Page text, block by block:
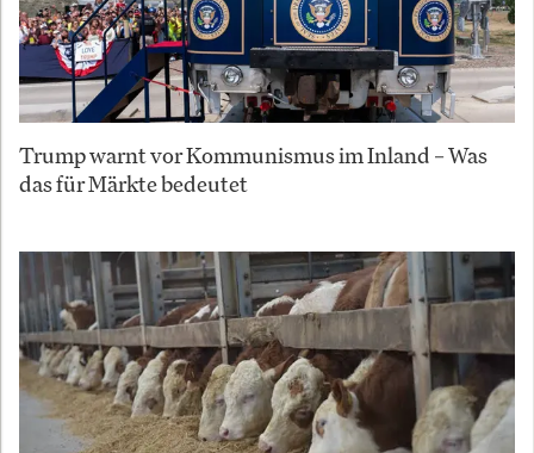
Trump warnt vor Kommunismus im Inland – Was
das für Märkte bedeutet